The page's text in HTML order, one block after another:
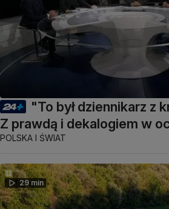
"To był dziennikarz z
Z prawdą i dekalogiem w
POLSKA I ŚWIAT
29 min